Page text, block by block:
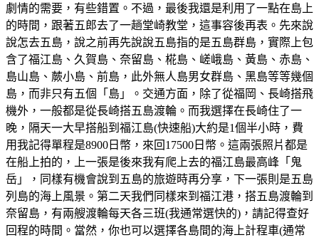
劇情的需要，有些錯置。不過，最後我還是利用了一點在島上
的時間，跟著五郎去了一趟堂崎教堂，這事容後再表。先來說
說怎去五島，說之前再先說說五島指的是五島群島，實際上包
含了福江島、久賀島、奈留島、椛島、嵯峨島、黃島、赤島、
島山島、蕨小島、前島，此外無人島男女群島、黑島等等幾個
島，而非只有五個「島」。交通方面，除了從福岡、長崎搭飛
機外，一般都是從長崎搭五島渡輪。而我選擇在長崎住了一
晚，隔天一大早搭船到福江島(快速船)大約是1個半小時，費
用我記得單程是8900日幣，來回17500日幣。這兩張照片都是
在船上拍的，上一張是後來我有爬上去的福江島最高峰「鬼
岳」，同樣有機會說到五島的旅遊時再分享，下一張則是五島
列島的海上風景。第二天我們同樣來到福江港，搭五島渡輪到
奈留島，有兩艘渡輪每天各三班(我通常選快的)，請記得查好
回程的時間。當然，你也可以選擇各島間的海上計程車(通常